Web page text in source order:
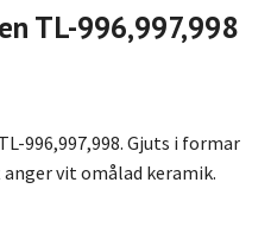
TL-996,997,998
996,997,998. Gjuts i formar
vit omålad keramik.